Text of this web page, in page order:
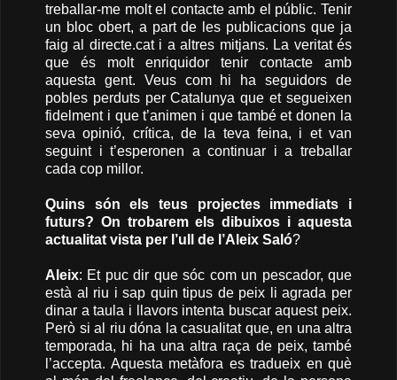
treballar-me molt el contacte amb el públic. Tenir
un bloc obert, a part de les publicacions que ja
faig al directe.cat i a altres mitjans. La veritat és
que és molt enriquidor tenir contacte amb
aquesta gent. Veus com hi ha seguidors de
pobles perduts per Catalunya que et segueixen
fidelment i que t’animen i que també et donen la
seva opinió, crítica, de la teva feina, i et van
seguint i t’esperonen a continuar i a treballar
cada cop millor.
Quins són els teus projectes immediats i
futurs? On trobarem els dibuixos i aquesta
actualitat vista per l’ull de l’Aleix Saló?
Aleix: Et puc dir que sóc com un pescador, que
està al riu i sap quin tipus de peix li agrada per
dinar a taula i llavors intenta buscar aquest peix.
Però si al riu dóna la casualitat que, en una altra
temporada, hi ha una altra raça de peix, també
l’accepta. Aquesta metàfora es tradueix en què